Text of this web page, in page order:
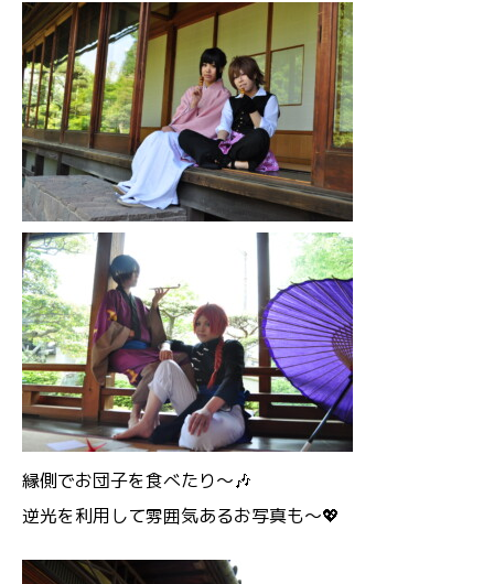
縁側でお団子を食べたり～🎶
逆光を利用して雰囲気あるお写真も～💖